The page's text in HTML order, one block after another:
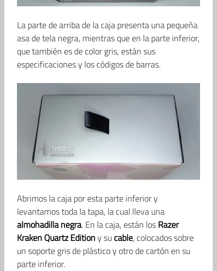
La parte de arriba de la caja presenta una pequeña
asa de tela negra, mientras que en la parte inferior,
que también es de color gris, están sus
especificaciones y los códigos de barras.
Abrimos la caja por esta parte inferior y
levantamos toda la tapa, la cual lleva una
almohadilla negra. En la caja, están losRazer
Kraken Quartz Editiony su cable, colocados sobre
un soporte gris de plástico y otro de cartón en su
parte inferior.